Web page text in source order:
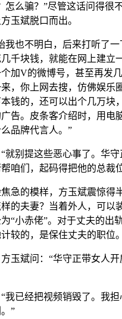
怎么骗？”尽管这话问得很
玉斌脱口而出。
我也不明白，后来打听了
千块钱，就能在网上建立
加V的微博号，甚至再发
，你上网去搜，仿佛娱乐
钱的，还可以出个几万块
告。皮条客介绍时，用电
品牌代言人。”
就别提这些恶心事了。华
咱们，起码得把他的总裁
急的模样，方玉斌震惊得
的夫妻？当着外人，可以
“小赤佬”。对于丈夫的出
较的，是保住丈夫的职位。
玉斌问：“华守正带女人
我已经把视频销毁了。我担
”